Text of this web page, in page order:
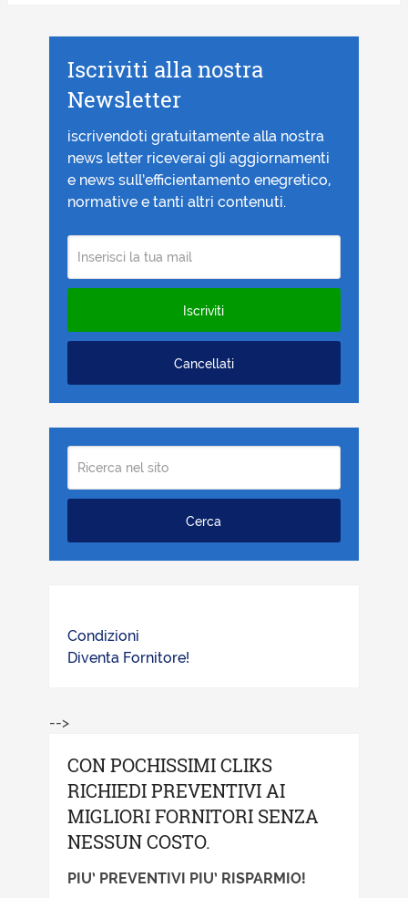
Iscriviti alla nostra
Newsletter
iscrivendoti gratuitamente alla nostra
news letter riceverai gli aggiornamenti
e news sull’efficientamento enegretico,
normative e tanti altri contenuti.
Condizioni
Diventa Fornitore!
-->
CON POCHISSIMI CLIKS
RICHIEDI PREVENTIVI AI
MIGLIORI FORNITORI SENZA
NESSUN COSTO.
PIU’ PREVENTIVI PIU’ RISPARMIO!